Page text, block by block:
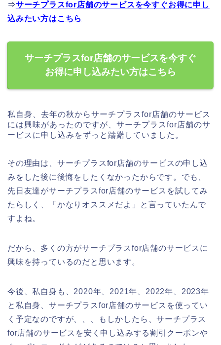
⇒サーチプラスfor店舗のサービスを今すぐお得に申し
込みたい方はこちら
サーチプラスfor店舗のサービスを今すぐ
お得に申し込みたい方はこちら
私自身、去年の秋からサーチプラスfor店舗のサービス
には興味があったのですが、サーチプラスfor店舗のサ
ービスに申し込みをずっと躊躇していました。
その理由は、サーチプラスfor店舗のサービスの申し込
みをした後に後悔をしたくなかったからです。でも、
先日友達がサーチプラスfor店舗のサービスを試してみ
たらしく、「かなりオススメだよ」と言っていたんで
すよね。
だから、多くの方がサーチプラスfor店舗のサービスに
興味を持っているのだと思います。
今後、私自身も、2020年、2021年、2022年、2023年
と私自身、サーチプラスfor店舗のサービスを使ってい
く予定なのですが、、、もしかしたら、サーチプラス
for店舗のサービスを安く申し込みする割引クーポンや